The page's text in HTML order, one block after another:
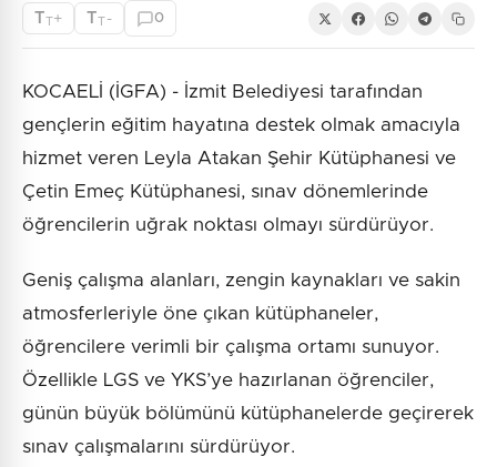
TT+ TT - 0
KOCAELİ (İGFA) - İzmit Belediyesi tarafından
gençlerin eğitim hayatına destek olmak amacıyla
hizmet veren Leyla Atakan Şehir Kütüphanesi ve
Çetin Emeç Kütüphanesi, sınav dönemlerinde
öğrencilerin uğrak noktası olmayı sürdürüyor.
Geniş çalışma alanları, zengin kaynakları ve sakin
atmosferleriyle öne çıkan kütüphaneler,
öğrencilere verimli bir çalışma ortamı sunuyor.
Özellikle LGS ve YKS’ye hazırlanan öğrenciler,
günün büyük bölümünü kütüphanelerde geçirerek
sınav çalışmalarını sürdürüyor.